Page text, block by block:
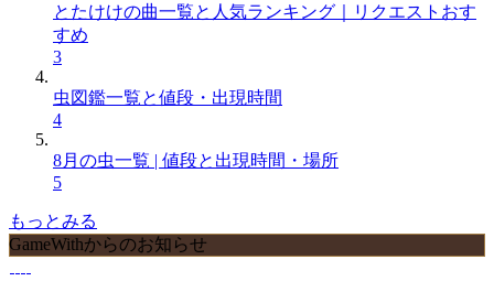
とたけけの曲一覧と人気ランキング｜リクエストおす
すめ
3
虫図鑑一覧と値段・出現時間
4
8月の虫一覧 | 値段と出現時間・場所
5
もっとみる
GameWithからのお知らせ